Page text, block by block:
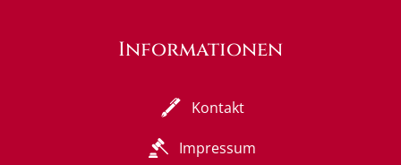
Informationen
Kontakt
Impressum